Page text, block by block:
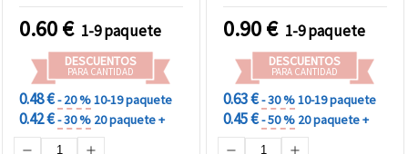
brillantes, 18x14x4 mm,
orificio 2 mm – 2 uds
0.60€ 1-9 paquete
DESCUENTOS
PARA CANTIDAD
0.48 €- 20 %10-19 paquete
0.42 €- 30 % 20 paquete +
bisutería y manualidades
0.90€ 1-9 paquete
DESCUENTOS
PARA CANTIDAD
0.63 €- 30 %10-19 paquete
0.45 €- 50 % 20 paquete +